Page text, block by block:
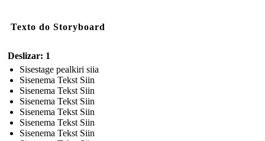
Texto do Storyboard
Deslizar: 1
Sisestage pealkiri siia
Sisenema Tekst Siin
Sisenema Tekst Siin
Sisenema Tekst Siin
Sisenema Tekst Siin
Sisenema Tekst Siin
Sisenema Tekst Siin